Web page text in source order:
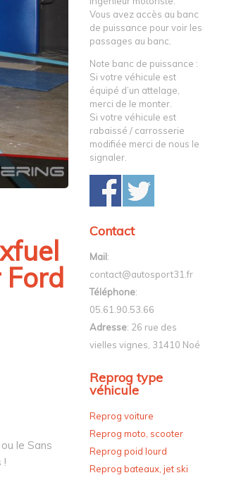
le Sans
!
Vous avez accès au banc
de puissance pour voir les
passages au banc.
Note banc de puissance :
Si votre véhicule est
équipé d’un attelage,
merci de le monter.
Si votre véhicule est
rabaissé / carrosserie
modifiée merci de nous le
signaler.
Contact
Mail:
contact@autosport31.fr
Téléphone:
05.61.90.53.66
Adresse: 26 rue des
vielles vignes, 31410 Noé
Reprog type
véhicule
Reprog voiture
Reprog moto, scooter
Reprog poid lourd
Reprog bateaux, jet ski